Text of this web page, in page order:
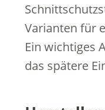
Varianten für
Ein wichtiges
das spätere